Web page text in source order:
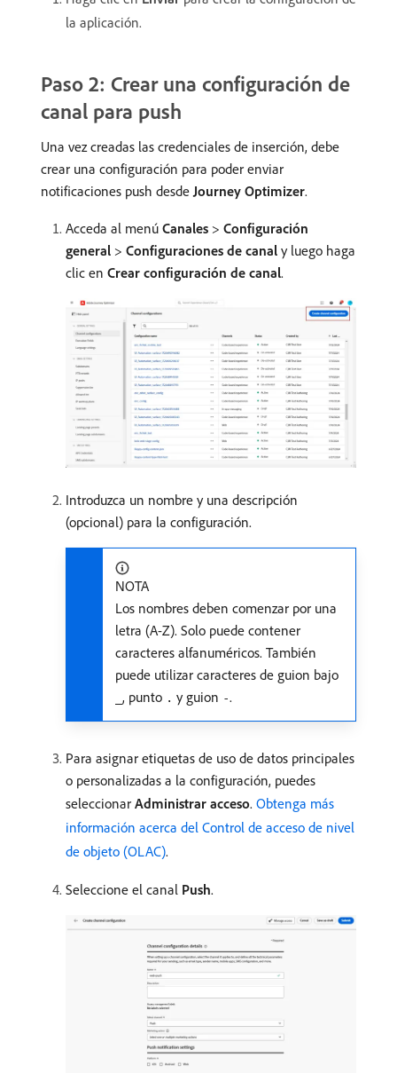
la aplicación.
Paso 2: Crear una configuración de
canal para push
Una vez creadas las credenciales de inserción, debe
crear una configuración para poder enviar
notificaciones push desdeJourney Optimizer.
Acceda al menú Canales > Configuración
general > Configuraciones de canal y luego haga
clic en Crear configuración de canal.
Introduzca un nombre y una descripción
(opcional) para la configuración.
NOTA
Los nombres deben comenzar por una
letra (A-Z). Solo puede contener
caracteres alfanuméricos. También
puede utilizar caracteres de guion bajo
, punto . y guion -.
Para asignar etiquetas de uso de datos principales
o personalizadas a la configuración, puedes
seleccionar Administrar acceso. Obtenga más
información acerca del Control de acceso de nivel
de objeto (OLAC).
Seleccione el canal Push.